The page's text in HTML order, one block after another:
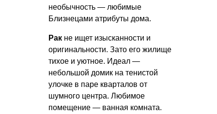
необычность — любимые
Близнецами атрибуты дома.
Рак не ищет изысканности и
оригинальности. Зато его жилище
тихое и уютное. Идеал —
небольшой домик на тенистой
улочке в паре кварталов от
шумного центра. Любимое
помещение — ванная комната.